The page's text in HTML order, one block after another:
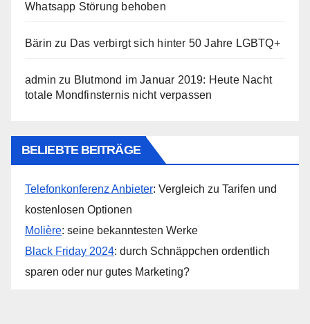
Whatsapp Störung behoben
Bärin zu Das verbirgt sich hinter 50 Jahre LGBTQ+
admin zu Blutmond im Januar 2019: Heute Nacht
totale Mondfinsternis nicht verpassen
BELIEBTE BEITRÄGE
Telefonkonferenz Anbieter: Vergleich zu Tarifen und
kostenlosen Optionen
Molière: seine bekanntesten Werke
Black Friday 2024: durch Schnäppchen ordentlich
sparen oder nur gutes Marketing?